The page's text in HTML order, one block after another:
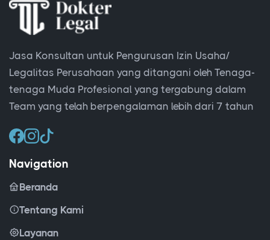
Jasa Konsultan untuk Pengurusan Izin Usaha/
Legalitas Perusahaan yang ditangani oleh Tenaga-
tenaga Muda Profesional yang tergabung dalam
Team yang telah berpengalaman lebih dari 7 tahun
Navigation
Beranda
Tentang Kami
Layanan